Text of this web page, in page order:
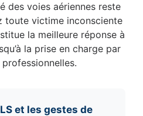
des voies aériennes reste
toute victime inconsciente
la meilleure réponse à
la prise en charge par
et les gestes de